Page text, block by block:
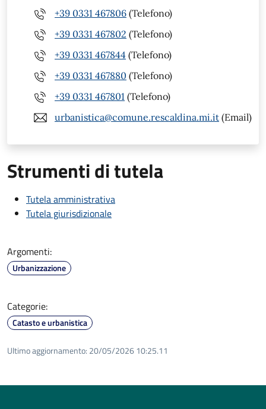
+39 0331 467806 (Telefono)
+39 0331 467802 (Telefono)
+39 0331 467844 (Telefono)
+39 0331 467880 (Telefono)
+39 0331 467801 (Telefono)
urbanistica@comune.rescaldina.mi.it (Email)
Strumenti di tutela
Tutela amministrativa
Tutela giurisdizionale
Argomenti:
Urbanizzazione
Categorie:
Catasto e urbanistica
Ultimo aggiornamento: 20/05/2026 10:25.11